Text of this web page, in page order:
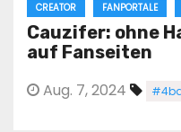
CREATOR FANPORTALE
Cauzifer: ohne
auf Fanseiten
Aug. 7, 2024